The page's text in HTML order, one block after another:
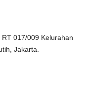
017/009 Kelurahan
Jakarta.